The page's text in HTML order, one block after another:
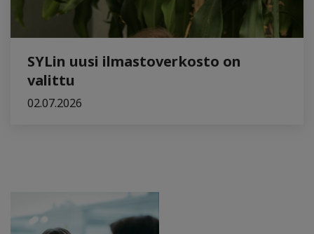
SYLin uusi ilmastoverkosto on
valittu
02.07.2026